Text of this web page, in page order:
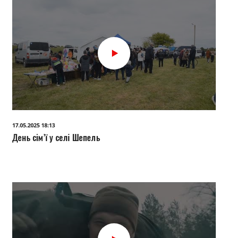
17.05.2025 18:13
День сім’ї у селі Шепель